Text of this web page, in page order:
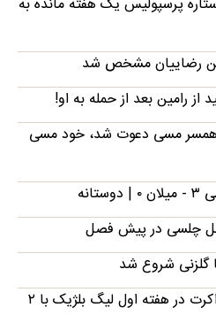
رضاییان مشخص شد
از رامین بعد از حمله به او!
همسر مسی دعوت شد، خود مسی
چلسی در پیش فصل
شروع شد
ببینید؛ درخشش دنیس اکرت در هفته اول لیگ بلژیک با ۲